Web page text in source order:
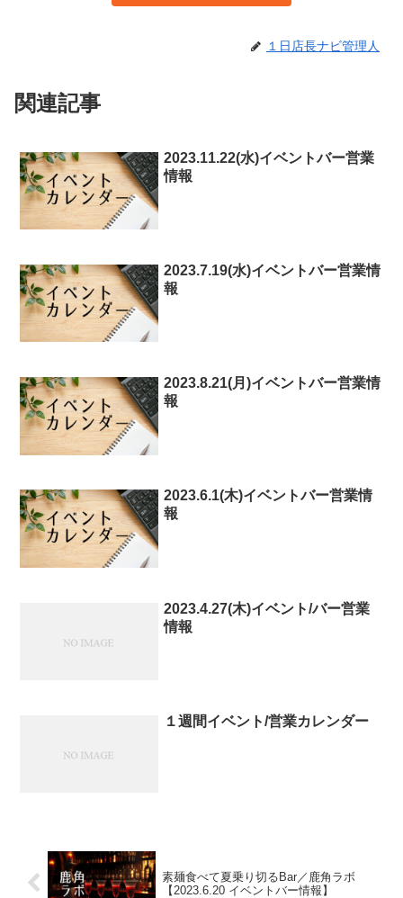
１日店長ナビ管理人
関連記事
2023.11.22(水)イベントバー営業
情報
2023.7.19(水)イベントバー営業情
報
2023.8.21(月)イベントバー営業情
報
2023.6.1(木)イベントバー営業情
報
2023.4.27(木)イベント/バー営業
情報
１週間イベント/営業カレンダー
素麺食べて夏乗り切るBar／鹿角ラボ
【2023.6.20 イベントバー情報】